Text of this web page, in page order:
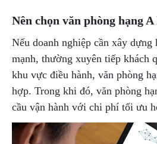
Nên chọn văn phòng hạng A
Nếu doanh nghiệp cần xây
mạnh, thường xuyên tiếp khách
khu vực điều hành, văn phòng
hợp. Trong khi đó, văn phòng
cầu vận hành với chi phí tối ưu